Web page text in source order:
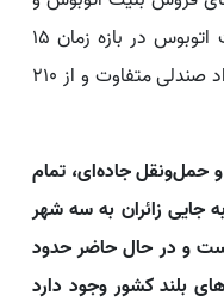
همچنین سامانه "سپاس" قیمت بلیت اتوبوس در بازه زمان ۱۵
و۱۶ تیرماه بسته به نوع اتوبوس و تعداد صندلی متفاوت و از ۲۱۰
حمل‌ونقل جاده‌ای، تمام
جایی زائران به سه شهر
و در حال حاضر حدود
بلند کشور وجود دارد